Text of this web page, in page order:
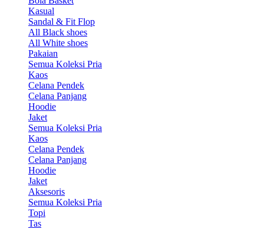
Kasual
Sandal & Fit Flop
All Black shoes
All White shoes
Pakaian
Semua Koleksi Pria
Kaos
Celana Pendek
Celana Panjang
Hoodie
Jaket
Semua Koleksi Pria
Kaos
Celana Pendek
Celana Panjang
Hoodie
Jaket
Aksesoris
Semua Koleksi Pria
Topi
Tas